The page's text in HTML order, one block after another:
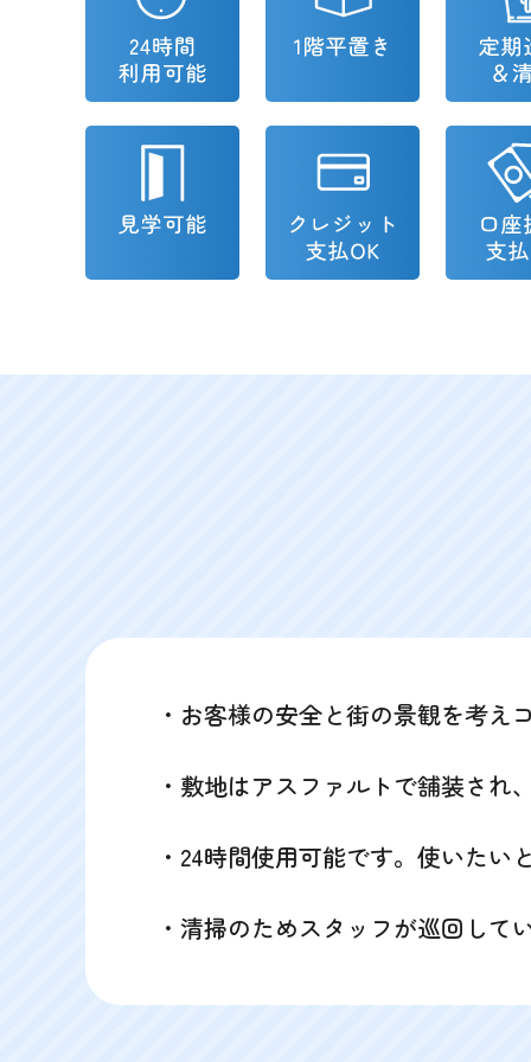
・お客様の安全と街の景観を考え
・敷地はアスファルトで舗装さ
・24時間使用可能です。使いたい
・清掃のためスタッフが巡回し